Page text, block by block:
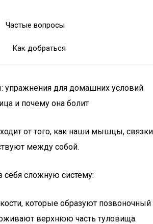
Частые вопросы
Как добраться
упражнения для домашних условий
и почему она болит
от того, как наши мышцы, связки
между собой.
себя сложную систему:
которые образуют позвоночный
верхнюю часть туловища.